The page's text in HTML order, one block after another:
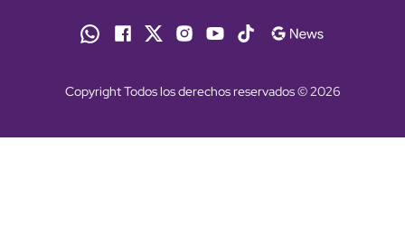
Copyright Todos los derechos reservados © 2026